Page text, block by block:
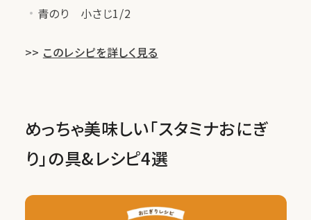
青のり 小さじ1/2
>> このレシピを詳しく見る
めっちゃ美味しい「スタミナおにぎ
り」の具&レシピ4選